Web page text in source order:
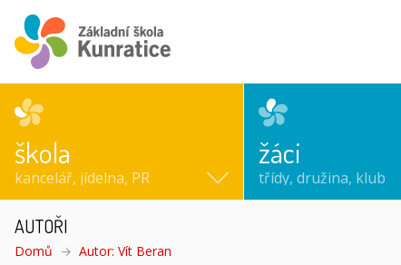
škola
kancelář, jídelna, PR
žáci
třídy, družina, klub
AUTOŘI
Domů Autor: Vít Beran